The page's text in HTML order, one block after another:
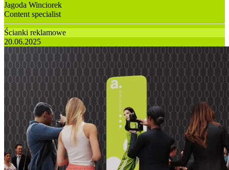
Jagoda Winciorek
Content specialist
Ścianki reklamowe
20.06.2025